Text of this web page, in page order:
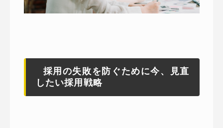
採用の失敗を防ぐために今、見直
したい採用戦略